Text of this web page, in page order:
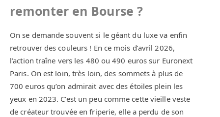
remonter en Bourse ?
On se demande souvent si le géant du luxe va enfin
retrouver des couleurs ! En ce mois d’avril 2026,
l’action traîne vers les 480 ou 490 euros sur Euronext
Paris. On est loin, très loin, des sommets à plus de
700 euros qu’on admirait avec des étoiles plein les
yeux en 2023. C’est un peu comme cette vieille veste
de créateur trouvée en friperie, elle a perdu de son